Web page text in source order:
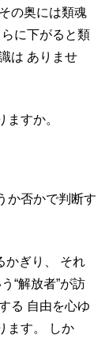
の奥には類魂
に下がると類
は ありませ
すか。
か否かで判断す
かぎり、 それ
“解放者”が訪
る 自由を心ゆ
ます。 しか